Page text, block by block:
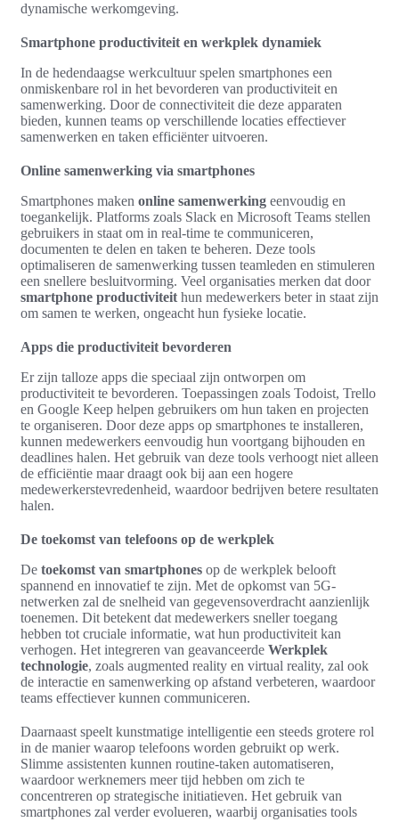
dynamische werkomgeving.
Smartphone productiviteit en werkplek dynamiek
In de hedendaagse werkcultuur spelen smartphones een
onmiskenbare rol in het bevorderen van productiviteit en
samenwerking. Door de connectiviteit die deze apparaten
bieden, kunnen teams op verschillende locaties effectiever
samenwerken en taken efficiënter uitvoeren.
Online samenwerking via smartphones
Smartphones maken online samenwerking eenvoudig en
toegankelijk. Platforms zoals Slack en Microsoft Teams stellen
gebruikers in staat om in real-time te communiceren,
documenten te delen en taken te beheren. Deze tools
optimaliseren de samenwerking tussen teamleden en stimuleren
een snellere besluitvorming. Veel organisaties merken dat door
smartphone productiviteit hun medewerkers beter in staat zijn
om samen te werken, ongeacht hun fysieke locatie.
Apps die productiviteit bevorderen
Er zijn talloze apps die speciaal zijn ontworpen om
productiviteit te bevorderen. Toepassingen zoals Todoist, Trello
en Google Keep helpen gebruikers om hun taken en projecten
te organiseren. Door deze apps op smartphones te installeren,
kunnen medewerkers eenvoudig hun voortgang bijhouden en
deadlines halen. Het gebruik van deze tools verhoogt niet alleen
de efficiëntie maar draagt ook bij aan een hogere
medewerkerstevredenheid, waardoor bedrijven betere resultaten
halen.
De toekomst van telefoons op de werkplek
De toekomst van smartphones op de werkplek belooft
spannend en innovatief te zijn. Met de opkomst van 5G-
netwerken zal de snelheid van gegevensoverdracht aanzienlijk
toenemen. Dit betekent dat medewerkers sneller toegang
hebben tot cruciale informatie, wat hun productiviteit kan
verhogen. Het integreren van geavanceerde Werkplek
technologie, zoals augmented reality en virtual reality, zal ook
de interactie en samenwerking op afstand verbeteren, waardoor
teams effectiever kunnen communiceren.
Daarnaast speelt kunstmatige intelligentie een steeds grotere rol
in de manier waarop telefoons worden gebruikt op werk.
Slimme assistenten kunnen routine-taken automatiseren,
waardoor werknemers meer tijd hebben om zich te
concentreren op strategische initiatieven. Het gebruik van
smartphones zal verder evolueren, waarbij organisaties tools